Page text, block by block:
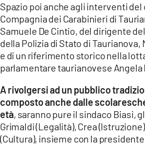
Spazio poi anche agli interventi
Compagnia dei Carabinieri di
Samuele De Cintio, del dirigente
della Polizia di Stato di Taurianova,
e di un riferimento storico nella
parlamentare taurianovese Angela
A rivolgersi ad un pubblico
composto anche dalle
età, saranno pure il sindaco Biasi,
Grimaldi (Legalità), Crea
(Cultura), insieme con la